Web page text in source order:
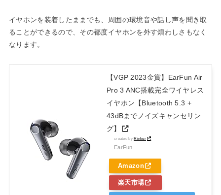
イヤホンを装着したままでも、周囲の環境音や話し声を聞き取
ることができるので、その都度イヤホンを外す煩わしさもなく
なります。
【VGP 2023金賞】EarFun Air
Pro 3 ANC搭載完全ワイヤレス
イヤホン【Bluetooth 5.3 +
43dBまでノイズキャンセリン
グ】
created byRinker
EarFun
Amazon
楽天市場